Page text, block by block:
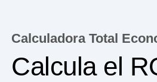
Calculadora Total
Calcula el